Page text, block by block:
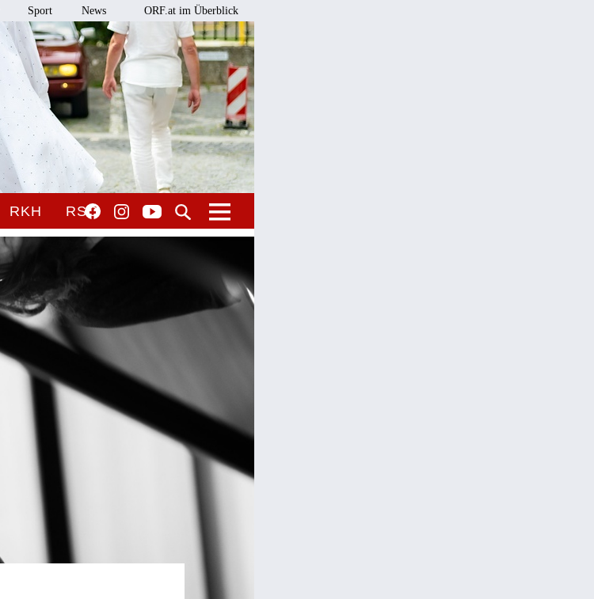
Sport News ORF.at im Überblick
RKH RSO